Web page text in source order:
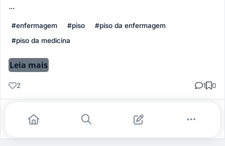
...
#enfermagem #piso
#piso da enfermagem
#piso da medicina
Leia mais
2 1 0
Gostei Comentar Salvar